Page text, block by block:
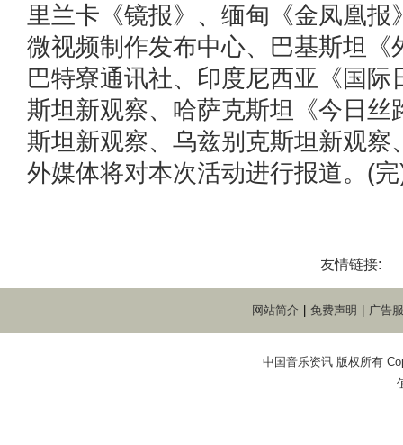
里兰卡《镜报》、缅甸《金凤凰报
微视频制作发布中心、巴基斯坦《
巴特寮通讯社、印度尼西亚《国际
斯坦新观察、哈萨克斯坦《今日丝
斯坦新观察、乌兹别克斯坦新观察
外媒体将对本次活动进行报道。(
友情链接:
网站简介 免费声明 广告
中国音乐资讯 版权所有